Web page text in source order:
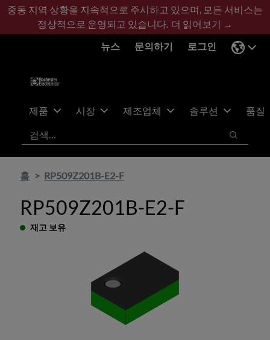
기
콘
바
글
중동 지역 상황을 지속적으로 주시하고 있으며, 모든 서비스는
정상적으로 운영되고 있습니다. 더 읽어보기 →
뉴스
문의하기 로그인
제품 시장 제조업체 솔루션
품질
검색
검색
홈 RP509Z201B-E2-F
RP509Z201B-E2-F
재고 보유